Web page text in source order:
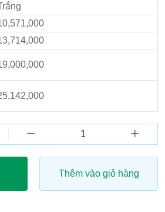
Thêm vào giỏ hàng